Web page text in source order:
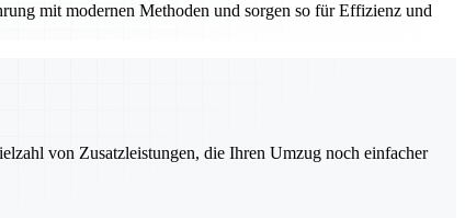
mit modernen Methoden und sorgen so für Effizienz und
von Zusatzleistungen, die Ihren Umzug noch einfacher